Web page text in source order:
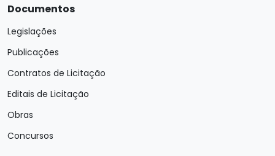
Documentos
Legislações
Publicações
Contratos de Licitação
Editais de Licitação
Obras
Concursos